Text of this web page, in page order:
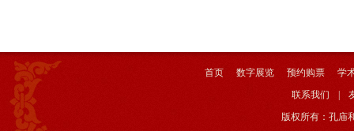
式。腹部饰
首页 数字展览 预约购票
学
联系我们
版权所有：孔庙